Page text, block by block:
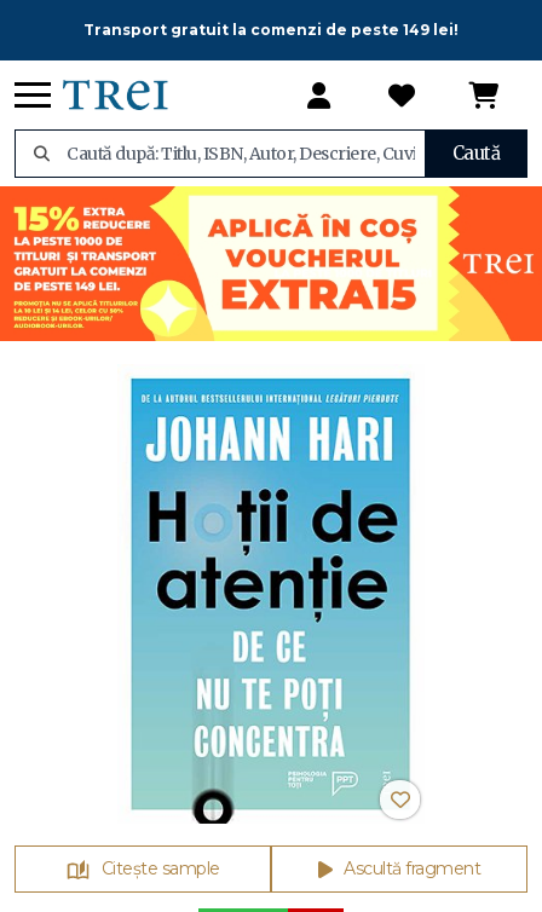
Transport gratuit la comenzi de peste 149 lei!
Caută
Citește sample Ascultă fragment